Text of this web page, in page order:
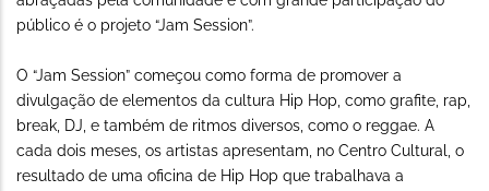
público é o projeto “Jam Session”.
O “Jam Session” começou como forma de promover a
divulgação de elementos da cultura Hip Hop, como grafite, rap,
break, DJ, e também de ritmos diversos, como o reggae. A
cada dois meses, os artistas apresentam, no Centro Cultural, o
resultado de uma oficina de Hip Hop que trabalhava a